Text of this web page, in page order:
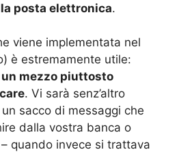
posta elettronica.
viene implementata nel
è estremamente utile:
un mezzo piuttosto
. Vi sarà senz’altro
sacco di messaggi che
dalla vostra banca o
quando invece si trattava